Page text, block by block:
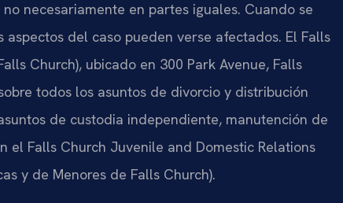
necesariamente en partes iguales. Cuando se
del caso pueden verse afectados. El Falls
Church), ubicado en 300 Park Avenue, Falls
todos los asuntos de divorcio y distribución
de custodia independiente, manutención de
el Falls Church Juvenile and Domestic Relations
y de Menores de Falls Church).